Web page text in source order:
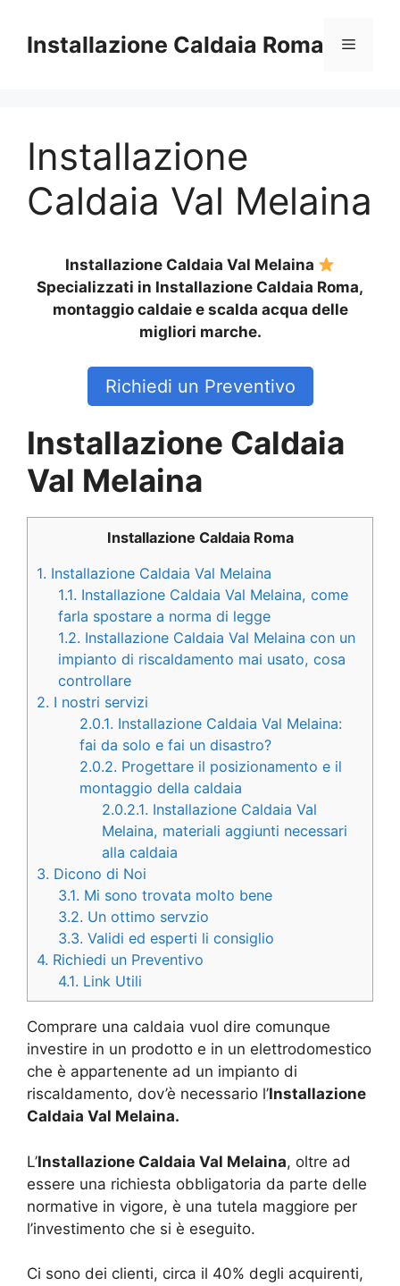
contenuto
Installazione Caldaia Roma Menu
Installazione
Caldaia Val Melaina
Installazione Caldaia Val Melaina
Specializzati in Installazione Caldaia Roma,
montaggio caldaie e scalda acqua delle
migliori marche.
Richiedi un Preventivo
Installazione Caldaia
Val Melaina
Installazione Caldaia Roma
1. Installazione Caldaia Val Melaina
1.1. Installazione Caldaia Val Melaina, come
farla spostare a norma di legge
1.2. Installazione Caldaia Val Melaina con un
impianto di riscaldamento mai usato, cosa
controllare
2. I nostri servizi
2.0.1. Installazione Caldaia Val Melaina:
fai da solo e fai un disastro?
2.0.2. Progettare il posizionamento e il
montaggio della caldaia
2.0.2.1. Installazione Caldaia Val
Melaina, materiali aggiunti necessari
alla caldaia
3. Dicono di Noi
3.1. Mi sono trovata molto bene
3.2. Un ottimo servzio
3.3. Validi ed esperti li consiglio
4. Richiedi un Preventivo
4.1. Link Utili
Comprare una caldaia vuol dire comunque
investire in un prodotto e in un elettrodomestico
che è appartenente ad un impianto di
riscaldamento, dov’è necessario l’Installazione
Caldaia Val Melaina.
L’Installazione Caldaia Val Melaina, oltre ad
essere una richiesta obbligatoria da parte delle
normative in vigore, è una tutela maggiore per
l’investimento che si è eseguito.
Ci sono dei clienti, circa il 40% degli acquirenti,